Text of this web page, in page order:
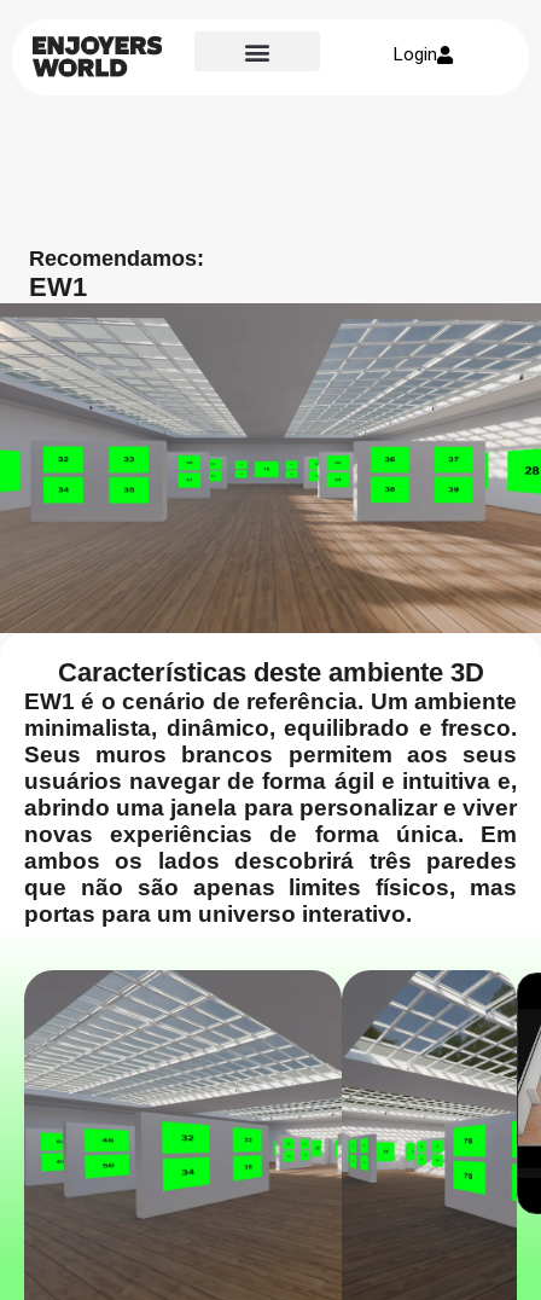
Login
Recomendamos:
EW1
Características deste ambiente 3D
EW1 é o cenário de referência. Um ambiente
minimalista, dinâmico, equilibrado e fresco.
Seus muros brancos permitem aos seus
usuários navegar de forma ágil e intuitiva e,
abrindo uma janela para personalizar e viver
novas experiências de forma única. Em
ambos os lados descobrirá três paredes
que não são apenas limites físicos, mas
portas para um universo interativo.